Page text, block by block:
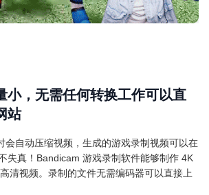
小，无需任何转换工作可以直
站
会自动压缩视频，生成的游戏录制视频可以在
失真！Bandicam 游戏录制软件能够制作 4K
清视频。录制的文件无需编码器可以直接上